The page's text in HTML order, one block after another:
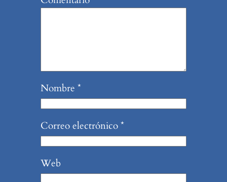
Nombre *
Correo electrónico*
Web